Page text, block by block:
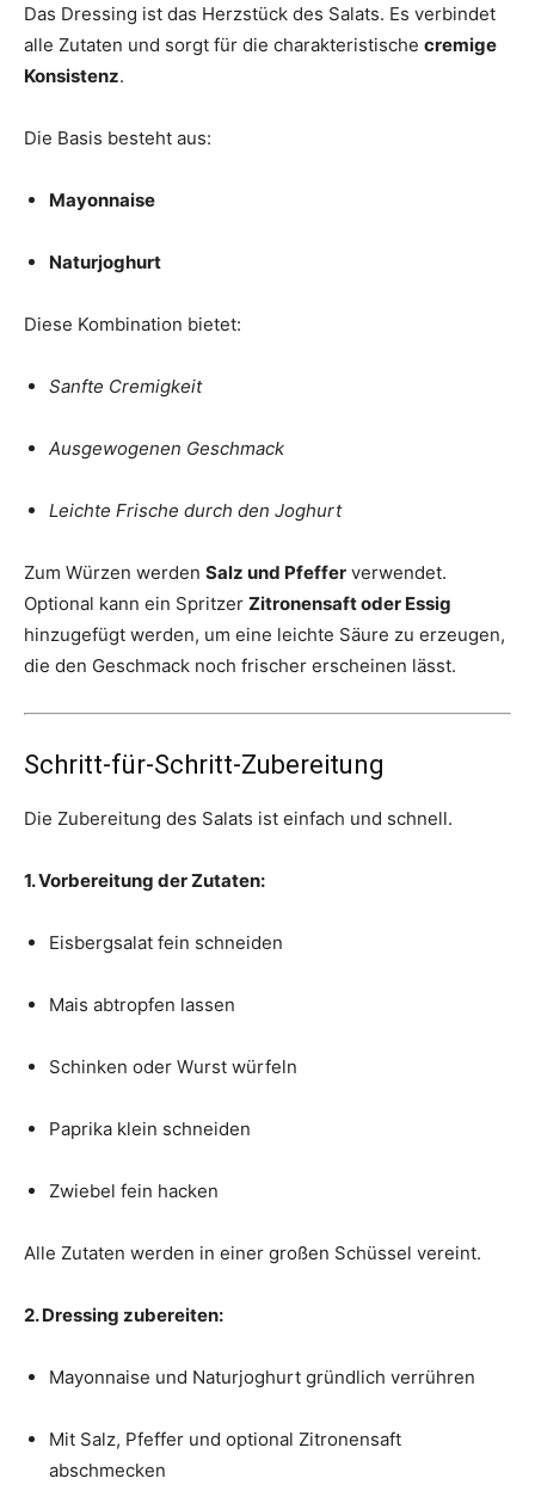
Das Dressing ist das Herzstück des Salats. Es verbindet
alle Zutaten und sorgt für die charakteristische cremige
Konsistenz.
Die Basis besteht aus:
Mayonnaise
Naturjoghurt
Diese Kombination bietet:
Sanfte Cremigkeit
Ausgewogenen Geschmack
Leichte Frische durch den Joghurt
Zum Würzen werden Salz und Pfeffer verwendet.
Optional kann ein Spritzer Zitronensaft oder Essig
hinzugefügt werden, um eine leichte Säure zu erzeugen,
die den Geschmack noch frischer erscheinen lässt.
Schritt-für-Schritt-Zubereitung
Die Zubereitung des Salats ist einfach und schnell.
1. Vorbereitung der Zutaten:
Eisbergsalat fein schneiden
Mais abtropfen lassen
Schinken oder Wurst würfeln
Paprika klein schneiden
Zwiebel fein hacken
Alle Zutaten werden in einer großen Schüssel vereint.
2. Dressing zubereiten:
Mayonnaise und Naturjoghurt gründlich verrühren
Mit Salz, Pfeffer und optional Zitronensaft
abschmecken